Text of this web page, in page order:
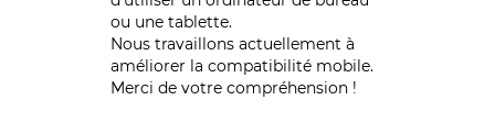
ou une tablette.
Nous travaillons actuellement à
améliorer la compatibilité mobile.
Merci de votre compréhension !